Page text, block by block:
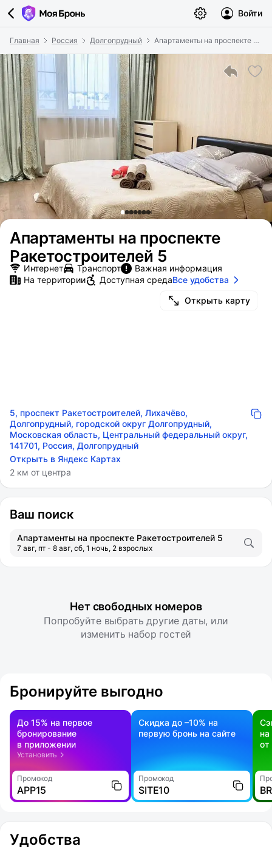
Войти
Главная Россия Долгопрудный Апартаменты на проспекте Ракетостроителей 5
Апартаменты на проспекте
Ракетостроителей 5
Открыть карту
5, проспект Ракетостроителей, Лихачёво,
Долгопрудный, городской округ Долгопрудный,
Московская область, Центральный федеральный округ,
141701, Россия, Долгопрудный
Открыть в Яндекс Картах
2 км от центра
Интернет Транспорт
Важная информация
На территории
Доступная средаВсе удобства
Ваш поиск
Апартаменты на проспекте Ракетостроителей 5
7 авг, пт - 8 авг, сб, 1 ночь, 2 взрослых
Нет свободных номеров
Попробуйте выбрать другие даты, или
изменить набор гостей
Бронируйте выгодно
До 15% на первое
бронирование
в приложении
Установить
Промокод
APP15
Скидка до –10% на
первую бронь на сайте
Промокод
SITE10
на
Удобства